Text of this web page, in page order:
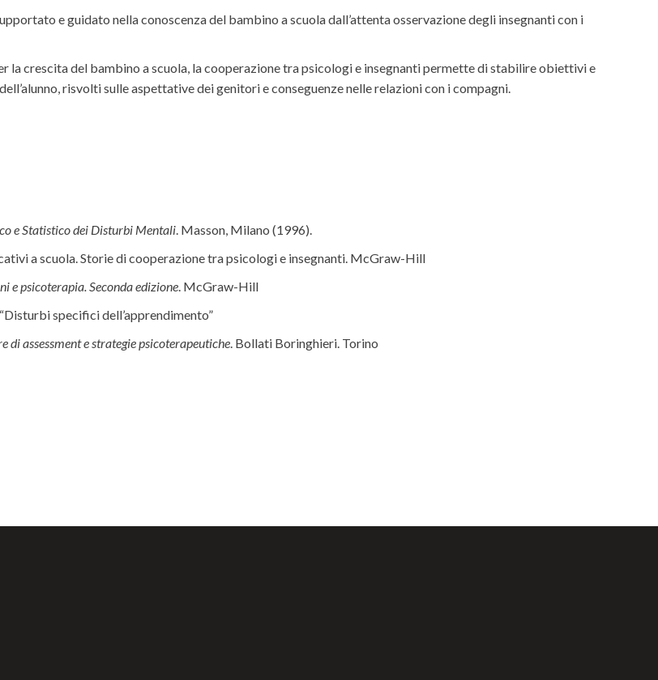
e guidato nella conoscenza del bambino a scuola dall’attenta osservazione degli insegnanti con i
la crescita del bambino a scuola, la cooperazione tra psicologi e insegnanti permette di stabilire obiettivi e
risvolti sulle aspettative dei genitori e conseguenze nelle relazioni con i compagni.
e Statistico dei Disturbi Mentali. Masson, Milano (1996).
a scuola. Storie di cooperazione tra psicologi e insegnanti. McGraw-Hill
e psicoterapia. Seconda edizione. McGraw-Hill
specifici dell’apprendimento”
di assessment e strategie psicoterapeutiche. Bollati Boringhieri. Torino